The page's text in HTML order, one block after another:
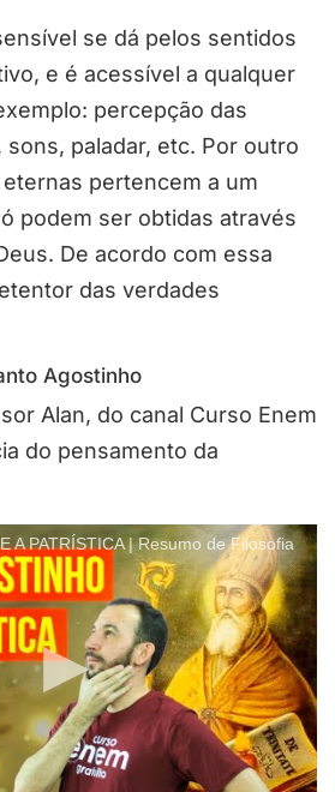
se dá pelos sentidos
e é acessível a qualquer
percepção das
paladar, etc. Por outro
pertencem a um
podem ser obtidas através
De acordo com essa
das verdades
Agostinho
Alan, do canal Curso Enem
do pensamento da
A PATRÍSTICA | Resumo de Filosofia